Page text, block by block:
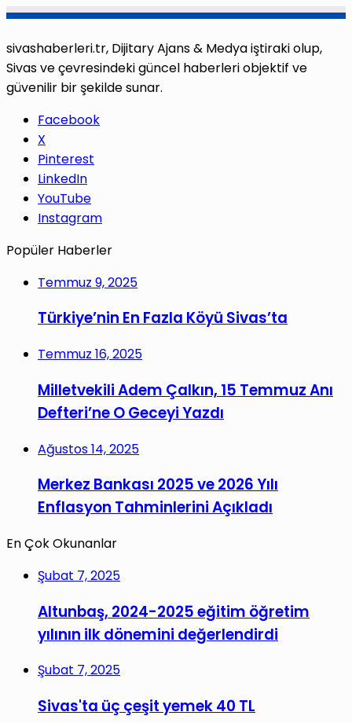
sivashaberleri.tr, Dijitary Ajans & Medya iştiraki olup,
Sivas ve çevresindeki güncel haberleri objektif ve
güvenilir bir şekilde sunar.
Facebook
X
Pinterest
LinkedIn
YouTube
Instagram
Popüler Haberler
Temmuz 9, 2025
Türkiye’nin En Fazla Köyü Sivas’ta
Temmuz 16, 2025
Milletvekili Adem Çalkın, 15 Temmuz Anı
Defteri’ne O Geceyi Yazdı
Ağustos 14, 2025
Merkez Bankası 2025 ve 2026 Yılı
Enflasyon Tahminlerini Açıkladı
En Çok Okunanlar
Şubat 7, 2025
Altunbaş, 2024-2025 eğitim öğretim
yılının ilk dönemini değerlendirdi
Şubat 7, 2025
Sivas'ta üç çeşit yemek 40 TL